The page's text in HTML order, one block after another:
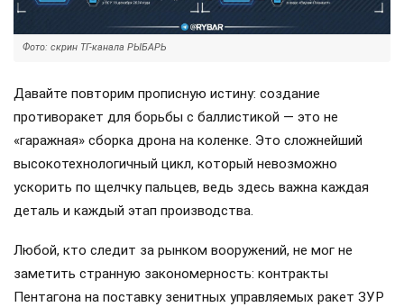
Фото: скрин ТГ-канала РЫБАРЬ
Давайте повторим прописную истину: создание
противоракет для борьбы с баллистикой — это не
«гаражная» сборка дрона на коленке. Это сложнейший
высокотехнологичный цикл, который невозможно
ускорить по щелчку пальцев, ведь здесь важна каждая
деталь и каждый этап производства.
Любой, кто следит за рынком вооружений, не мог не
заметить странную закономерность: контракты
Пентагона на поставку зенитных управляемых ракет ЗУР